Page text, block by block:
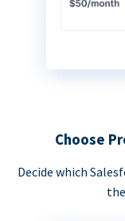
Choose
Decide which